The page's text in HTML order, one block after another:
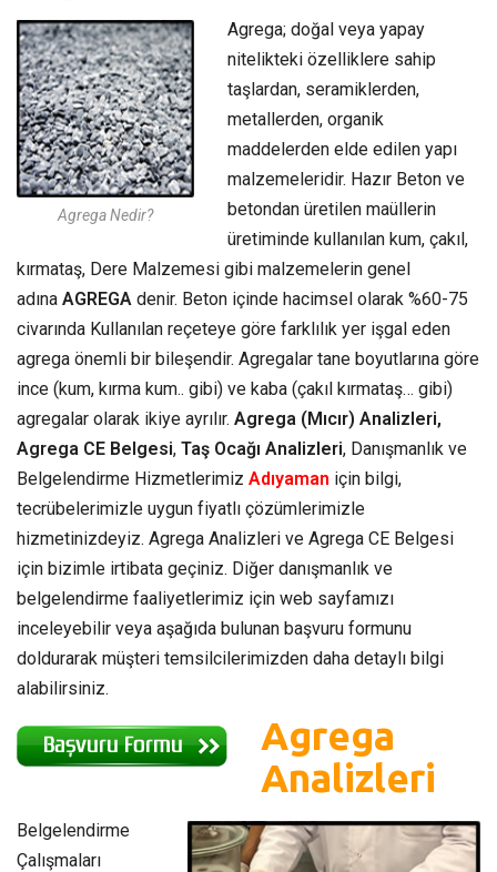
Agrega Nedir?
Agrega; doğal veya yapay
nitelikteki özelliklere sahip
taşlardan, seramiklerden,
metallerden, organik
maddelerden elde edilen yapı
malzemeleridir. Hazır Beton ve
betondan üretilen maüllerin
üretiminde kullanılan kum, çakıl,
kırmataş, Dere Malzemesi gibi malzemelerin genel
adına AGREGA denir. Beton içinde hacimsel olarak %60-75
civarında Kullanılan reçeteye göre farklılık yer işgal eden
agrega önemli bir bileşendir. Agregalar tane boyutlarına göre
ince (kum, kırma kum.. gibi) ve kaba (çakıl kırmataş… gibi)
agregalar olarak ikiye ayrılır. Agrega (Mıcır) Analizleri,
Agrega CE Belgesi, Taş Ocağı Analizleri, Danışmanlık ve
Belgelendirme Hizmetlerimiz Adıyaman için bilgi,
tecrübelerimizle uygun fiyatlı çözümlerimizle
hizmetinizdeyiz. Agrega Analizleri ve Agrega CE Belgesi
için bizimle irtibata geçiniz. Diğer danışmanlık ve
belgelendirme faaliyetlerimiz için web sayfamızı
inceleyebilir veya aşağıda bulunan başvuru formunu
doldurarak müşteri temsilcilerimizden daha detaylı bilgi
alabilirsiniz.
Agrega
Analizleri
Belgelendirme
Çalışmaları